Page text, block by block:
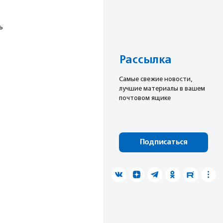
Рассылка
Cамые свежие новости,
лучшие материалы в вашем
почтовом ящике
Подписаться